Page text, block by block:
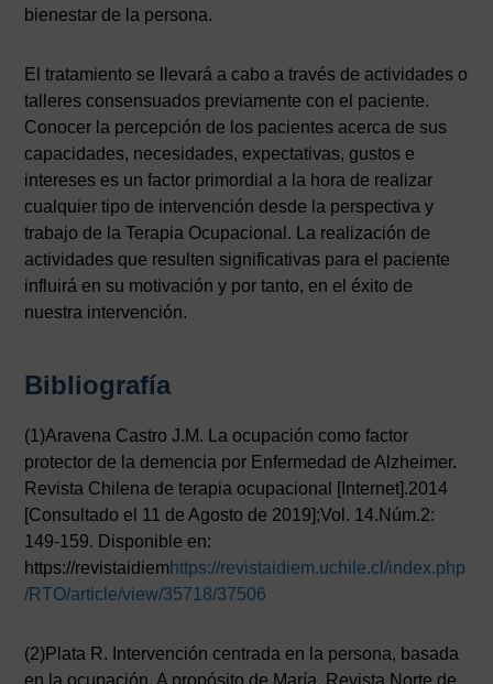
bienestar de la persona.
El tratamiento se llevará a cabo a través de actividades o
talleres consensuados previamente con el paciente.
Conocer la percepción de los pacientes acerca de sus
capacidades, necesidades, expectativas, gustos e
intereses es un factor primordial a la hora de realizar
cualquier tipo de intervención desde la perspectiva y
trabajo de la Terapia Ocupacional. La realización de
actividades que resulten significativas para el paciente
influirá en su motivación y por tanto, en el éxito de
nuestra intervención.
Bibliografía
(1)Aravena Castro J.M. La ocupación como factor
protector de la demencia por Enfermedad de Alzheimer.
Revista Chilena de terapia ocupacional [Internet].2014
[Consultado el 11 de Agosto de 2019];Vol. 14.Núm.2:
149-159. Disponible en:
https://revistaidiem https://revistaidiem.uchile.cl/index.php
/RTO/article/view/35718/37506
(2)Plata R. Intervención centrada en la persona, basada